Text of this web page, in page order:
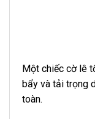
Một chiếc cờ lê
bẩy và tải trọng
toàn.